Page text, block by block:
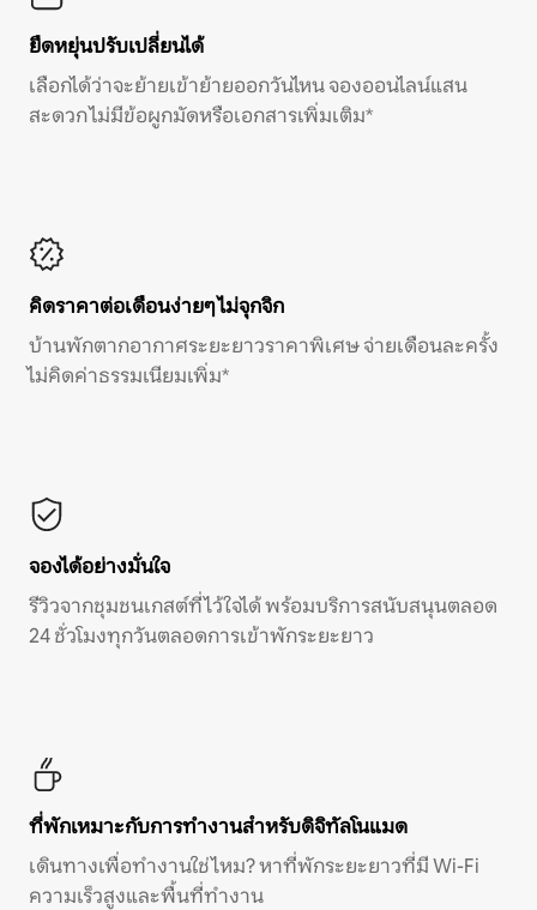
ยืดหยุ่นปรับเปลี่ยนได้
เลือกได้ว่าจะย้ายเข้าย้ายออกวันไหน จองออนไลน์แสน
สะดวก ไม่มีข้อผูกมัดหรือเอกสารเพิ่มเติม*
คิดราคาต่อเดือนง่ายๆ ไม่จุกจิก
บ้านพักตากอากาศระยะยาวราคาพิเศษ จ่ายเดือนละครั้ง
ไม่คิดค่าธรรมเนียมเพิ่ม*
จองได้อย่างมั่นใจ
รีวิวจากชุมชนเกสต์ที่ไว้ใจได้ พร้อมบริการสนับสนุนตลอด
24 ชั่วโมงทุกวันตลอดการเข้าพักระยะยาว
ที่พักเหมาะกับการทำงานสำหรับดิจิทัลโนแมด
เดินทางเพื่อทำงานใช่ไหม? หาที่พักระยะยาวที่มี Wi-Fi
ความเร็วสูงและพื้นที่ทำงาน